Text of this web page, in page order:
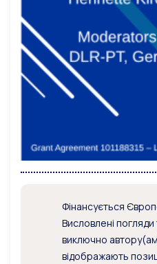
Фінансується
Висловлені
виключно
відображають